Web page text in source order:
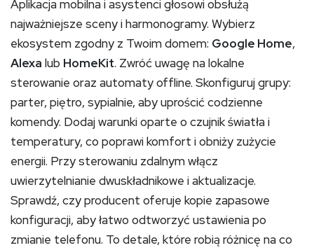
Aplikacja mobilna i asystenci głosowi obsłużą
najważniejsze sceny i harmonogramy. Wybierz
ekosystem zgodny z Twoim domem: Google Home,
Alexa lub HomeKit. Zwróć uwagę na lokalne
sterowanie oraz automaty offline. Skonfiguruj grupy:
parter, piętro, sypialnie, aby uprościć codzienne
komendy. Dodaj warunki oparte o czujnik światła i
temperatury, co poprawi komfort i obniży zużycie
energii. Przy sterowaniu zdalnym włącz
uwierzytelnianie dwuskładnikowe i aktualizacje.
Sprawdź, czy producent oferuje kopie zapasowe
konfiguracji, aby łatwo odtworzyć ustawienia po
zmianie telefonu. To detale, które robią różnicę na co